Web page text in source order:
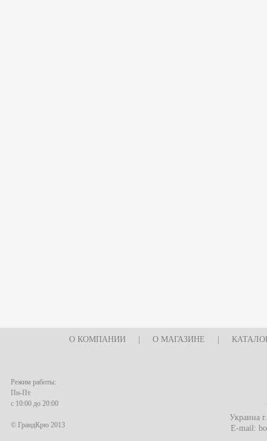
О КОМПАНИИ О МАГАЗИНЕ
Режим работы:
Пн-Пт
с 10:00 до 20:00
© ГрандКрю 2013
Украина
E-mail: